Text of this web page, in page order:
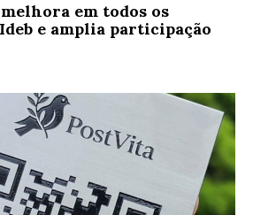
em todos os
e amplia participação